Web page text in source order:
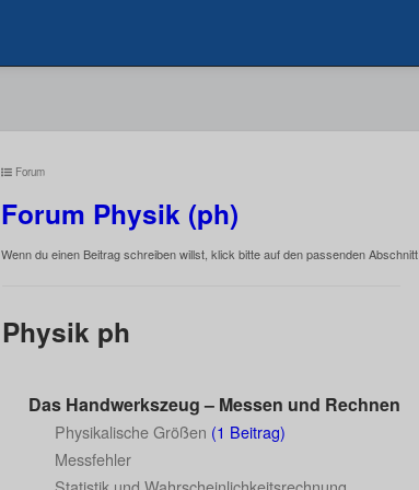
Forum
Forum Physik (ph)
Wenn du einen Beitrag schreiben willst, klick bitte auf den passenden Abschnitt
Physik ph
Das Handwerkszeug – Messen und Rechnen
Physikalische Größen (1 Beitrag)
Messfehler